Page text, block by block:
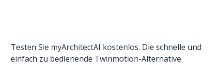
Testen Sie myArchitectAI kostenlos. Die schnelle und
einfach zu bedienende Twinmotion-Alternative.